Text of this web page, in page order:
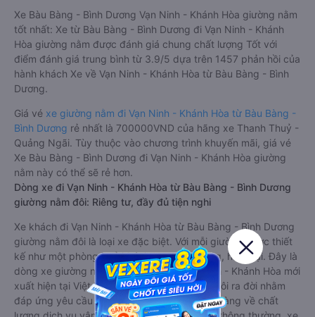
Xe Bàu Bàng - Bình Dương Vạn Ninh - Khánh Hòa giường nằm
tốt nhất: Xe từ Bàu Bàng - Bình Dương đi Vạn Ninh - Khánh
Hòa giường nằm được đánh giá chung chất lượng Tốt với
điểm đánh giá trung bình từ 3.9/5 dựa trên 1457 phản hồi của
hành khách Xe về Vạn Ninh - Khánh Hòa từ Bàu Bàng - Bình
Dương.
Giá vé xe giường nằm đi Vạn Ninh - Khánh Hòa từ Bàu Bàng -
Bình Dương rẻ nhất là 700000VND của hãng xe Thanh Thuỷ -
Quảng Ngãi. Tùy thuộc vào chương trình khuyến mãi, giá vé
Xe Bàu Bàng - Bình Dương đi Vạn Ninh - Khánh Hòa giường
nằm này có thể sẽ rẻ hơn.
Dòng xe đi Vạn Ninh - Khánh Hòa từ Bàu Bàng - Bình Dương
giường nằm đôi: Riêng tư, đầy đủ tiện nghi
Xe khách đi Vạn Ninh - Khánh Hòa từ Bàu Bàng - Bình Dương
giường nằm đôi là loại xe đặc biệt. Với mỗi giường được thiết
kế như một phòng ngủ khách sạn sang trọng, hiện đại. Đây là
dòng xe giường nằm cho cặp đôi đi Vạn Ninh - Khánh Hòa mới
xuất hiện tại Việt Nam. Loại xe giường nằm đôi ra đời nhằm
đáp ứng yêu cầu ngày càng cao của khách hàng về chất